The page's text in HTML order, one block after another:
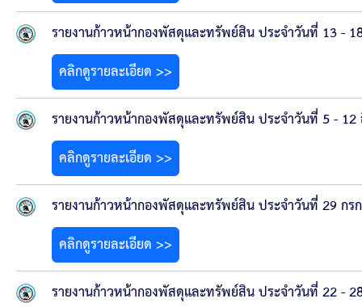
รายงานการประชุมสภา อบจ.สุพรรณบุรี
รายงานรายรับรายจ่าย อบจ.สุพรรณบุรี
รายงานการติดตามและประเมินผลแผนพัฒนาท้องถิ่
สรุปผลการประเมินความพึงพอใจ
ระบบสืบค้นข้อมูล ประกาศ ก.จ.จ. สุพรรณบุรี (พ.ศ
Document
คลินิกเซ็นเตอร์
รายงานก้าวหน้ากองพัสดุและทรัพย์สิน ประจำวันที่ 13 -
คลิกดูรายละเอียด >>
รายงานก้าวหน้ากองพัสดุและทรัพย์สิน ประจำวันที่ 5 -
คลิกดูรายละเอียด >>
รายงานก้าวหน้ากองพัสดุและทรัพย์สิน ประจำวันที่ 29 ก
คลิกดูรายละเอียด >>
รายงานก้าวหน้ากองพัสดุและทรัพย์สิน ประจำวันที่ 22 -